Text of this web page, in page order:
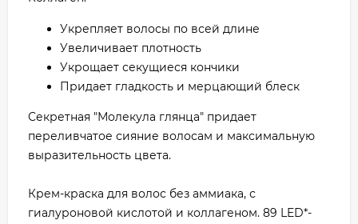
Укрепляет волосы по всей длине
Увеличивает плотность
Укрощает секущиеся кончики
Придает гладкость и мерцающий блеск
Секретная "Молекула глянца" придает
переливчатое сияние волосам и максимальную
выразительность цвета.
Крем-краска для волос без аммиака, с
гиалуроновой кислотой и коллагеном. 89 LED*-